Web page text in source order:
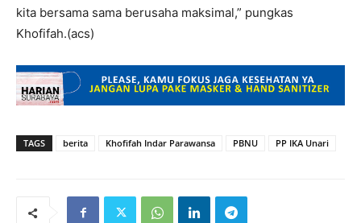
kita bersama sama berusaha maksimal,” pungkas
Khofifah.(acs)
TAGS berita Khofifah Indar Parawansa PBNU PP IKA Unari